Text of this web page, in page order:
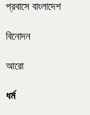
প্রবাসে বাংলাদেশ
বিনোদন
আরো
ধর্ম